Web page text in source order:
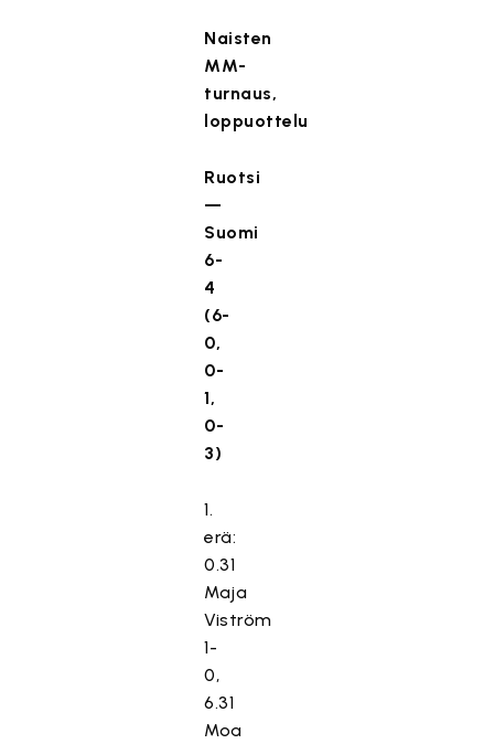
Naisten
MM-
turnaus,
loppuottelu
Ruotsi
—
Suomi
6-
4
(6-
0,
0-
1,
0-
3)
1.
erä:
0.31
Maja
Viström
1-
0,
6.31
Moa